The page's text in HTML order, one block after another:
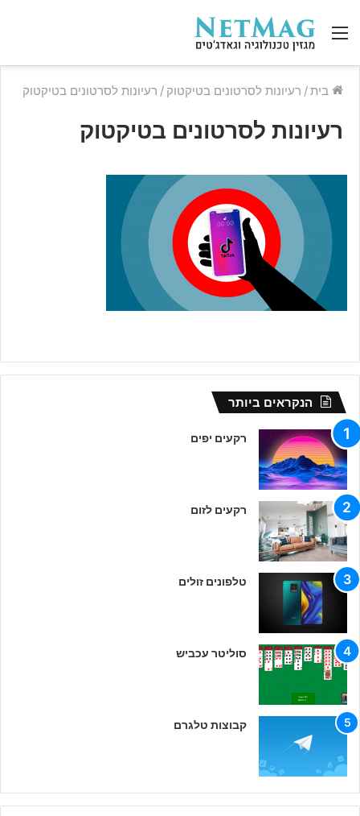
תפריט
בית/ רעיונות לסרטונים בטיקטוק / רעיונות לסרטונים בטיקטוק
רעיונות לסרטונים בטיקטוק
הנקראים ביותר
רקעים יפים
רקעים לזום
טלפונים זולים
סוליטר עכביש
קבוצות טלגרם